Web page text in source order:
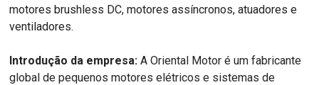
motores brushless DC, motores assíncronos, atuadores e
ventiladores.
Introdução da empresa:A Oriental Motor é um fabricante
global de pequenos motores elétricos e sistemas de